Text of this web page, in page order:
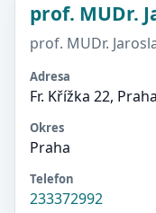
prof. MUDr.
prof. MUDr.
Adresa
Fr. Křížka 22,
Okres
Praha
Telefon
233372992